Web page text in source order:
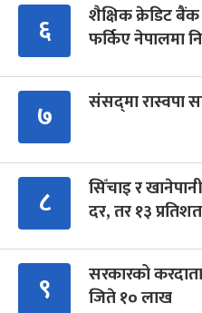
६
शैक्षिक क्रेडिट
फर्किए नेपालमा
७ संसद्‍मा रास्वपा
८
सिँचाइ र
दर, तर १३
९
सरकारको
जिते १० लाख